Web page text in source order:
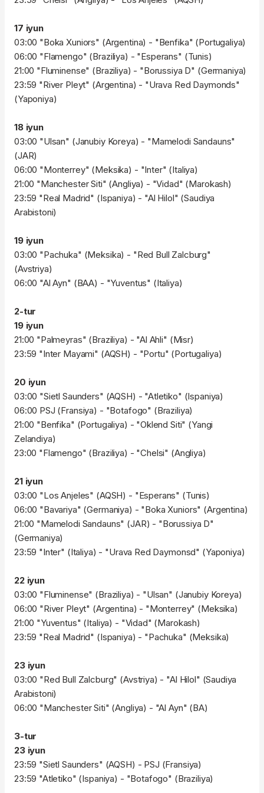
17 iyun
03:00 "Boka Xuniors" (Argentina) - "Benfika" (Portugaliya)
06:00 "Flamengo" (Braziliya) - "Esperans" (Tunis)
21:00 "Fluminense" (Braziliya) - "Borussiya D" (Germaniya)
23:59 "River Pleyt" (Argentina) - "Urava Red Daymonds"
(Yaponiya)
18 iyun
03:00 "Ulsan" (Janubiy Koreya) - "Mamelodi Sandauns"
(JAR)
06:00 "Monterrey" (Meksika) - "Inter" (Italiya)
21:00 "Manchester Siti" (Angliya) - "Vidad" (Marokash)
23:59 "Real Madrid" (Ispaniya) - "Al Hilol" (Saudiya
Arabistoni)
19 iyun
03:00 "Pachuka" (Meksika) - "Red Bull Zalcburg"
(Avstriya)
06:00 "Al Ayn" (BAA) - "Yuventus" (Italiya)
2-tur
19 iyun
21:00 "Palmeyras" (Braziliya) - "Al Ahli" (Misr)
23:59 "Inter Mayami" (AQSH) - "Portu" (Portugaliya)
20 iyun
03:00 "Sietl Saunders" (AQSH) - "Atletiko" (Ispaniya)
06:00 PSJ (Fransiya) - "Botafogo" (Braziliya)
21:00 "Benfika" (Portugaliya) - "Oklend Siti" (Yangi
Zelandiya)
23:00 "Flamengo" (Braziliya) - "Chelsi" (Angliya)
21 iyun
03:00 "Los Anjeles" (AQSH) - "Esperans" (Tunis)
06:00 "Bavariya" (Germaniya) - "Boka Xuniors" (Argentina)
21:00 "Mamelodi Sandauns" (JAR) - "Borussiya D"
(Germaniya)
23:59 "Inter" (Italiya) - "Urava Red Daymonsd" (Yaponiya)
22 iyun
03:00 "Fluminense" (Braziliya) - "Ulsan" (Janubiy Koreya)
06:00 "River Pleyt" (Argentina) - "Monterrey" (Meksika)
21:00 "Yuventus" (Italiya) - "Vidad" (Marokash)
23:59 "Real Madrid" (Ispaniya) - "Pachuka" (Meksika)
23 iyun
03:00 "Red Bull Zalcburg" (Avstriya) - "Al Hilol" (Saudiya
Arabistoni)
06:00 "Manchester Siti" (Angliya) - "Al Ayn" (BA)
3-tur
23 iyun
23:59 "Sietl Saunders" (AQSH) - PSJ (Fransiya)
23:59 "Atletiko" (Ispaniya) - "Botafogo" (Braziliya)